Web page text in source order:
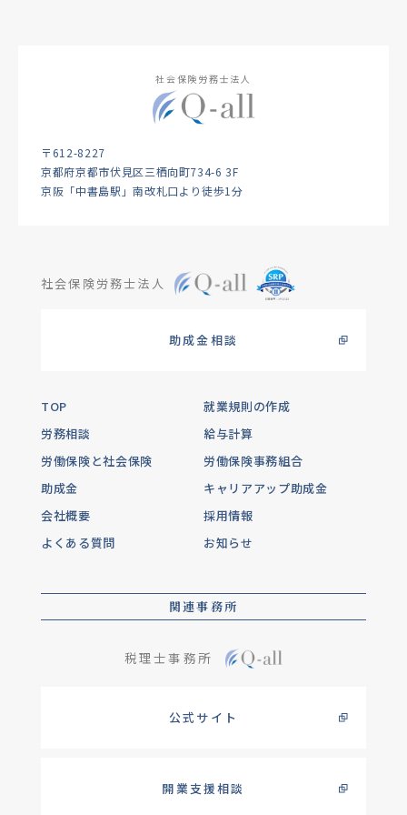
社会保険労務士法人
〒612-8227
京都府京都市伏見区三栖向町734-6 3F
京阪「中書島駅」南改札口より徒歩1分
社会保険労務士法人
助成金相談
TOP
就業規則の作成
労務相談
給与計算
労働保険と社会保険
労働保険事務組合
助成金
キャリアアップ助成金
会社概要
採用情報
よくある質問
お知らせ
関連事務所
税理士事務所
公式サイト
開業支援相談